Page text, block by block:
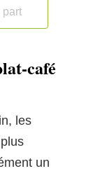
part
café
les
un